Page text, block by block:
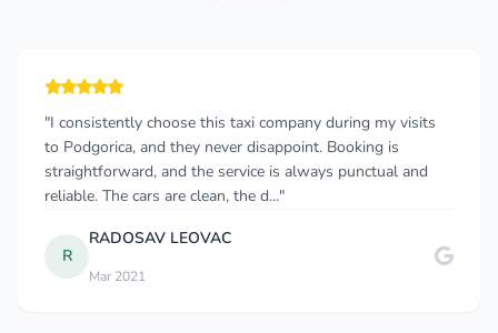
choose this taxi company during my visits
and they never disappoint. Booking is
and the service is always punctual and
cars are clean, the d..."
LEOVAC
"Very
very
D